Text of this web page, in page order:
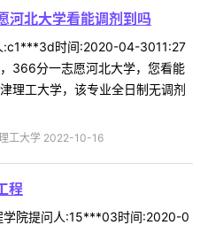
河北大学看能调剂到吗
:c1***3d时间:2020-04-3011:27
366分一志愿河北大学，您看能
理工大学，该专业全日制无调剂
工大学 2022-10-16
程
学院提问人:15***03时间:2020-0